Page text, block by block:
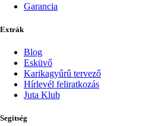
Garancia
Extrák
Blog
Esküvő
Karikagyűrű tervező
Hírlevél feliratkozás
Juta Klub
Segítség